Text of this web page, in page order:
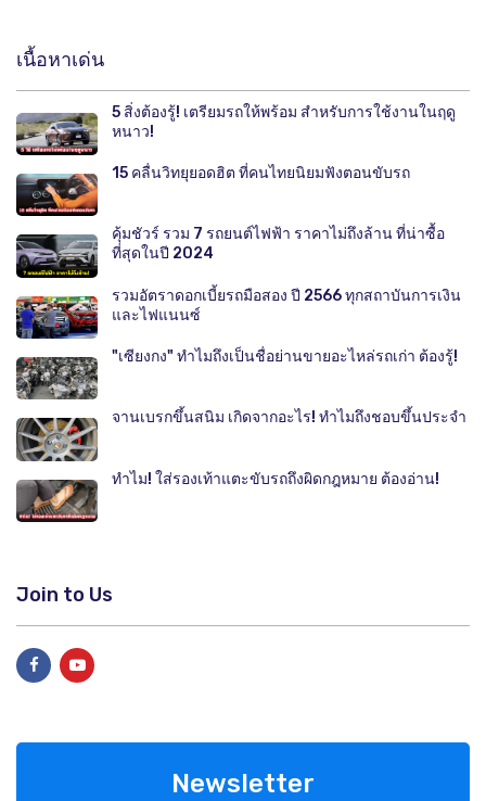
เนื้อหาเด่น
5 สิ่งต้องรู้! เตรียมรถให้พร้อม สำหรับการใช้งานในฤดู
หนาว!
15 คลื่นวิทยุยอดฮิต ที่คนไทยนิยมฟังตอนขับรถ
คุ้มชัวร์ รวม 7 รถยนต์ไฟฟ้า ราคาไม่ถึงล้าน ที่น่าซื้อ
ที่สุดในปี 2024
รวมอัตราดอกเบี้ยรถมือสอง ปี 2566 ทุกสถาบันการเงิน
และไฟแนนซ์
"เซียงกง" ทำไมถึงเป็นชื่อย่านขายอะไหล่รถเก่า ต้องรู้!
จานเบรกขึ้นสนิม เกิดจากอะไร! ทำไมถึงชอบขึ้นประจำ
ทำไม! ใส่รองเท้าแตะขับรถถึงผิดกฎหมาย ต้องอ่าน!
Join to Us
Newsletter